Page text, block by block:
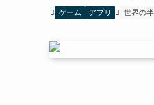
ゲーム アプリ 世界の